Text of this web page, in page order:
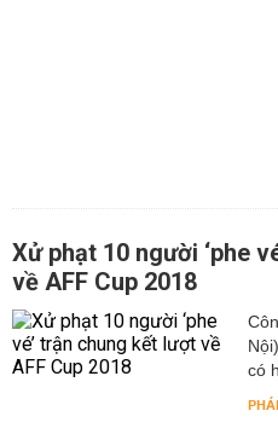
Xử phạt 10 người ‘phe
về AFF Cup 2018
có